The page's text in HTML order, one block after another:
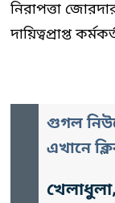
নিরাপত্তা
দায়িত্বপ্রাপ্ত
গুগল
এখানে